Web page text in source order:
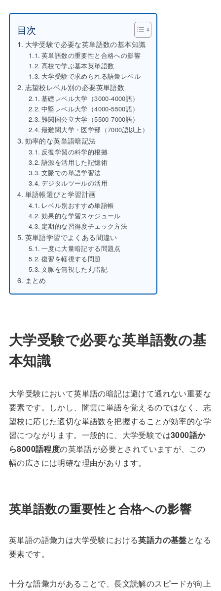
目次
大学受験で必要な英単語数の基本知識
英単語数の重要性と合格への影響
高校で学ぶ基本英単語数
大学受験で求められる語彙レベル
志望校レベル別の必要英単語数
基礎レベル大学（3000-4000語）
中堅レベル大学（4000-5500語）
難関国公立大学（5500-7000語）
最難関大学・医学部（7000語以上）
効率的な英単語暗記法
反復学習の科学的根拠
語源を活用した記憶術
文脈での単語学習法
デジタルツールの活用
単語帳選びと学習計画
レベル別おすすめ単語帳
効果的な学習スケジュール
定期的な習得度チェック方法
英単語学習でよくある間違い
一度に大量暗記する問題点
復習を軽視する問題
文脈を無視した丸暗記
まとめ
大学受験で必要な英単語数の基
本知識
大学受験において英単語の暗記は避けて通れない重要な
要素です。しかし、闇雲に単語を覚えるのではなく、志
望校に応じた適切な単語数を把握することが効率的な学
習につながります。一般的に、大学受験では3000語か
ら8000語程度の英単語が必要とされていますが、この
幅の広さには明確な理由があります。
英単語数の重要性と合格への影響
英単語の語彙力は大学受験における英語力の基盤となる
要素です。
十分な語彙力があることで、長文読解のスピードが向上